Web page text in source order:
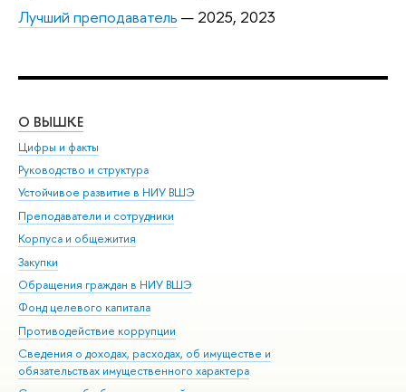
Лучший преподаватель — 2025, 2023
О ВЫШКЕ
Цифры и факты
Руководство и структура
Устойчивое развитие в НИУ ВШЭ
Преподаватели и сотрудники
Корпуса и общежития
Закупки
Обращения граждан в НИУ ВШЭ
Фонд целевого капитала
Противодействие коррупции
Сведения о доходах, расходах, об имуществе и
обязательствах имущественного характера